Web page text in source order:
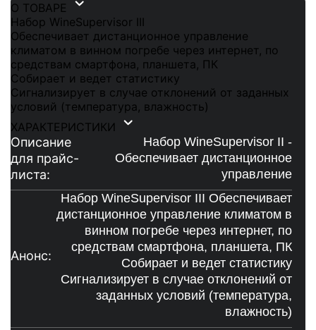
О ТОВАРЕ
Набор WineSupervisor III
Обеспечивает дистанционное управление
климатом в винном погребе через интернет, по
средствам смартфона, планшета, ПК
Собирает и ведет статистику
Сигнализирует в случае отклонений от заданных
условий (температура, влажность)
ХАРАКТЕРИСТИКИ
Описание
для прайс-
листа:
Набор WineSupervisor II -
Обеспечивает дистанционное
управление
Анонс:
Набор WineSupervisor III Обеспечивает
дистанционное управление климатом в
винном погребе через интернет, по
средствам смартфона, планшета, ПК
Собирает и ведет статистику
Сигнализирует в случае отклонений от
заданных условий (температура,
влажность)